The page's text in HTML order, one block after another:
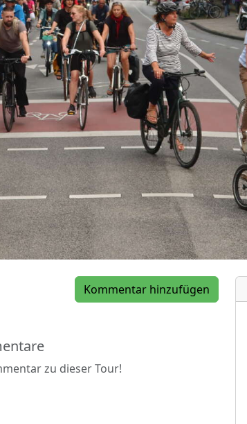
Kommentar hinzufügen
zu dieser Tour!